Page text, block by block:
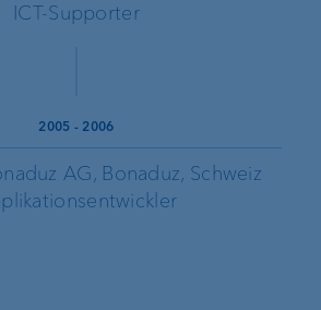
ICT-Supporter
2005 - 2006
AG, Bonaduz, Schweiz